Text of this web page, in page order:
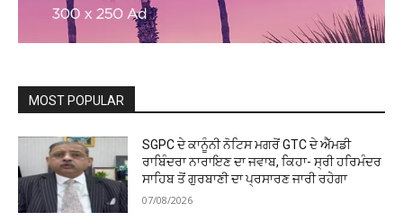
MOST POPULAR
SGPC ਦੇ ਕਾਨੂੰਨੀ ਨੋਟਿਸ ਮਗਰੋਂ GTC ਦੇ ਐੱਮਡੀ
ਰਾਬਿੰਦਰਾ ਨਾਰਾਇਣ ਦਾ ਜਵਾਬ, ਕਿਹਾ- ਸ੍ਰੀ ਹਰਿਮੰਦਰ
ਸਾਹਿਬ ਤੋਂ ਗੁਰਬਾਣੀ ਦਾ ਪ੍ਰਸਾਰਣ ਜਾਰੀ ਰਹੇਗਾ
07/08/2026